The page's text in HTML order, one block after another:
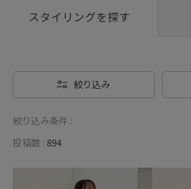
スタイリングを探す
絞り込み
絞り込み条件 :
投稿数 : 894